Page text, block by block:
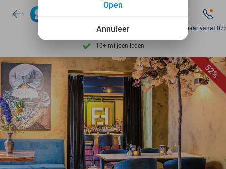
7 dagen per week beschikbaar
10+ miljoen leden
9,4 op basis van
Ontdek 15.000+ deals
7 dagen per week beschikbaar
10+ miljoen leden
Bereikbaar vanaf
52%
Annuleer
Open